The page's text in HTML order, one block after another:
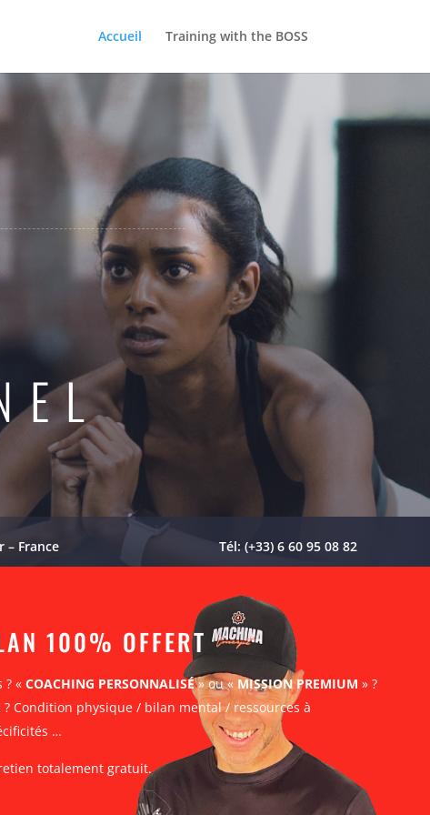
Accueil Training with the BOSS
– France Tél: (+33) 6 60 95 08 82
100% OFFERT
? « COACHING PERSONNALISÉ» ou « MISSION PREMIUM » ?
? Condition physique / bilan mental / ressources à
…
totalement gratuit.